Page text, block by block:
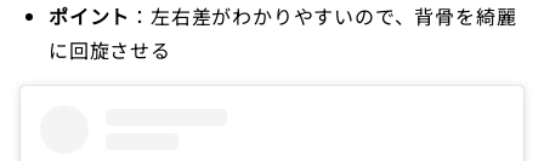
ポイント ：左右差がわかりやすいので、背骨を綺麗
に回旋させる